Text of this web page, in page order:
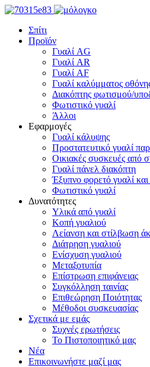
Σπίτι
Προϊόν
Γυαλί AG
Γυαλί AR
Γυαλί AF
Γυαλί καλύμματος
Διακόπτης φωτισμού/
Φωτιστικό γυαλί
Άλλοι
Εφαρμογές
Γυαλί κάλυψης
Προστατευτικό γυαλί
Οικιακές συσκευές από
Γυαλί πάνελ διακόπτη
Έξυπνο φορετό γυαλί
Φωτιστικό γυαλί
Δυνατότητες
Υλικά από γυαλί
Κοπή γυαλιού
Λείανση και στίλβωση
Διάτρηση γυαλιού
Ενίσχυση γυαλιού
Μεταξοτυπία
Επίστρωση επιφάνειας
Συγκόλληση ταινίας
Επιθεώρηση Ποιότητας
Μέθοδοι συσκευασίας
Σχετικά με εμάς
Συχνές ερωτήσεις
Το Πιστοποιητικό μας
Νέα
Επικοινωνήστε μαζί μας